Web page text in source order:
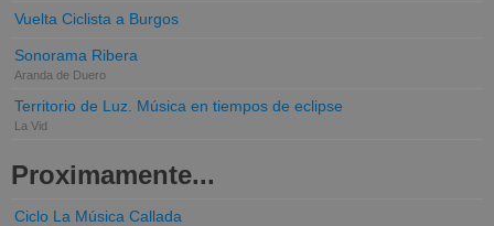
Vuelta Ciclista a Burgos
Sonorama Ribera
Aranda de Duero
Territorio de Luz. Música en tiempos de eclipse
La Vid
Proximamente...
Ciclo La Música Callada